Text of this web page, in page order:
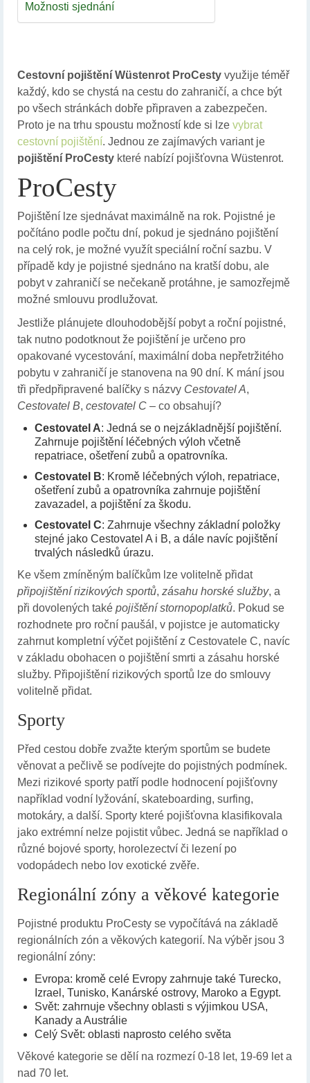
Možnosti sjednání
Cestovní pojištění Wüstenrot ProCesty využije téměř
každý, kdo se chystá na cestu do zahraničí, a chce být
po všech stránkách dobře připraven a zabezpečen.
Proto je na trhu spoustu možností kde si lze vybrat
cestovní pojištění. Jednou ze zajímavých variant je
pojištění ProCesty které nabízí pojišťovna Wüstenrot.
ProCesty
Pojištění lze sjednávat maximálně na rok. Pojistné je
počítáno podle počtu dní, pokud je sjednáno pojištění
na celý rok, je možné využít speciální roční sazbu. V
případě kdy je pojistné sjednáno na kratší dobu, ale
pobyt v zahraničí se nečekaně protáhne, je samozřejmě
možné smlouvu prodlužovat.
Jestliže plánujete dlouhodobější pobyt a roční pojistné,
tak nutno podotknout že pojištění je určeno pro
opakované vycestování, maximální doba nepřetržitého
pobytu v zahraničí je stanovena na 90 dní. K mání jsou
tři předpřipravené balíčky s názvy Cestovatel A,
Cestovatel B, cestovatel C – co obsahují?
Cestovatel A: Jedná se o nejzákladnější pojištění.
Zahrnuje pojištění léčebných výloh včetně
repatriace, ošetření zubů a opatrovníka.
Cestovatel B: Kromě léčebných výloh, repatriace,
ošetření zubů a opatrovníka zahrnuje pojištění
zavazadel, a pojištění za škodu.
Cestovatel C: Zahrnuje všechny základní položky
stejné jako Cestovatel A i B, a dále navíc pojištění
trvalých následků úrazu.
Ke všem zmíněným balíčkům lze volitelně přidat
připojištění rizikových sportů, zásahu horské služby, a
při dovolených také pojištění stornopoplatků. Pokud se
rozhodnete pro roční paušál, v pojistce je automaticky
zahrnut kompletní výčet pojištění z Cestovatele C, navíc
v základu obohacen o pojištění smrti a zásahu horské
služby. Připojištění rizikových sportů lze do smlouvy
volitelně přidat.
Sporty
Před cestou dobře zvažte kterým sportům se budete
věnovat a pečlivě se podívejte do pojistných podmínek.
Mezi rizikové sporty patří podle hodnocení pojišťovny
například vodní lyžování, skateboarding, surfing,
motokáry, a další. Sporty které pojišťovna klasifikovala
jako extrémní nelze pojistit vůbec. Jedná se například o
různé bojové sporty, horolezectví či lezení po
vodopádech nebo lov exotické zvěře.
Regionální zóny a věkové kategorie
Pojistné produktu ProCesty se vypočítává na základě
regionálních zón a věkových kategorií. Na výběr jsou 3
regionální zóny:
Evropa: kromě celé Evropy zahrnuje také Turecko,
Izrael, Tunisko, Kanárské ostrovy, Maroko a Egypt.
Svět: zahrnuje všechny oblasti s výjimkou USA,
Kanady a Austrálie
Celý Svět: oblasti naprosto celého světa
Věkové kategorie se dělí na rozmezí 0-18 let, 19-69 let a
nad 70 let.